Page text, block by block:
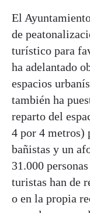
El
de
turístico para
ha adelantado
espacios
también ha
reparto del
4 por 4 metros)
bañistas y un
31.000
turistas han de
o en la propia